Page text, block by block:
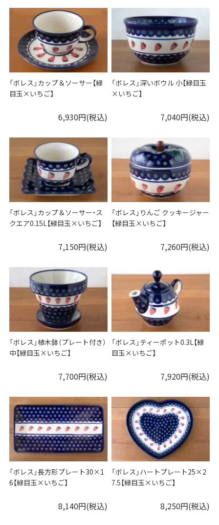
「ボレス」カップ＆ソーサー【緑
目玉×いちご】
6,930円(税込)
「ボレス」深いボウル 小【緑目玉
×いちご】
7,040円(税込)
「ボレス」カップ＆ソーサー・ス
クエア0.15L【緑目玉×いちご】
7,150円(税込)
「ボレス」りんご クッキージャー
【緑目玉×いちご】
7,260円(税込)
「ボレス」植木鉢（プレート付き）
中【緑目玉×いちご】
7,700円(税込)
「ボレス」ティーポット0.3L【緑
目玉×いちご】
7,920円(税込)
「ボレス」長方形プレート30×1
6【緑目玉×いちご】
8,140円(税込)
「ボレス」ハートプレート25×2
7.5【緑目玉×いちご】
8,250円(税込)